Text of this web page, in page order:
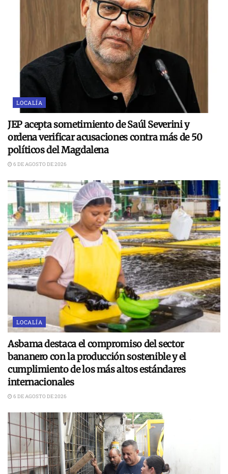
LOCALÍA
JEP acepta sometimiento de Saúl Severini y
ordena verificar acusaciones contra más de 50
políticos del Magdalena
6 DE AGOSTO DE 2026
LOCALÍA
Asbama destaca el compromiso del sector
bananero con la producción sostenible y el
cumplimiento de los más altos estándares
internacionales
6 DE AGOSTO DE 2026